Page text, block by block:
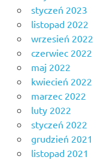
styczeń 2023
listopad 2022
wrzesień 2022
czerwiec 2022
maj 2022
kwiecień 2022
marzec 2022
luty 2022
styczeń 2022
grudzień 2021
listopad 2021